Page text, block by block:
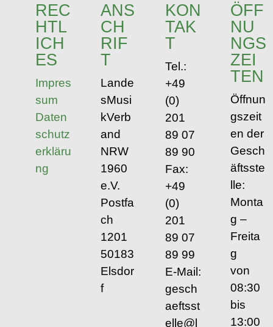
REC
HTL
ICH
ES
Impres
sum
Daten
schutz
erkläru
ng
ANS
CH
RIF
T
Lande
sMusi
kVerb
and
NRW
1960
e.V.
Postfa
ch
1201
50183
Elsdor
f
KON
TAK
T
Tel.:
+49
(0)
201
89 07
89 90
Fax:
+49
(0)
201
89 07
89 99
E-Mail:
gesch
aeftsst
elle@l
ÖFF
NU
NGS
ZEI
TEN
Öffnun
gszeit
en der
Gesch
äftsste
lle:
Monta
g –
Freita
g
von
08:30
bis
13:00